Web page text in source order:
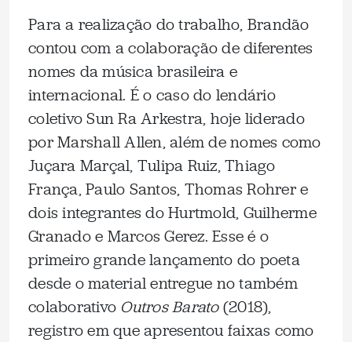
Para a realização do trabalho, Brandão
contou com a colaboração de diferentes
nomes da música brasileira e
internacional. É o caso do lendário
coletivo Sun Ra Arkestra, hoje liderado
por Marshall Allen, além de nomes como
Juçara Marçal, Tulipa Ruiz, Thiago
França, Paulo Santos, Thomas Rohrer e
dois integrantes do Hurtmold, Guilherme
Granado e Marcos Gerez. Esse é o
primeiro grande lançamento do poeta
desde o material entregue no também
colaborativo Outros Barato(2018),
registro em que apresentou faixas como